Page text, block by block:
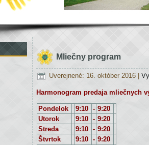
Mliečny program
Uverejnené: 16. október 2016
Harmonogram predaja mliečnych
Pondelok 9:10 - 9:20
Utorok
9:10 - 9:20
Streda
9:10 - 9:20
Štvrtok
9:10 - 9:20